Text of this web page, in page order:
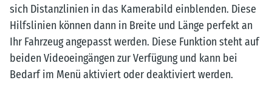
sich Distanzlinien in das Kamerabild einblenden. Diese
Hilfslinien können dann in Breite und Länge perfekt an
Ihr Fahrzeug angepasst werden. Diese Funktion steht auf
beiden Videoeingängen zur Verfügung und kann bei
Bedarf im Menü aktiviert oder deaktiviert werden.